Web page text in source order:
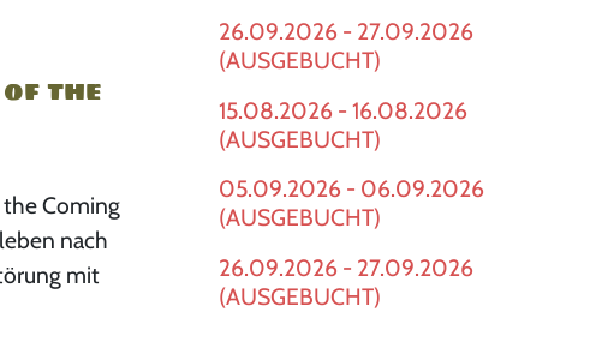
of the
the Coming
nach
mit
26.09.2026 - 27.09.2026
(AUSGEBUCHT)
15.08.2026 - 16.08.2026
(AUSGEBUCHT)
05.09.2026 - 06.09.2026
(AUSGEBUCHT)
26.09.2026 - 27.09.2026
(AUSGEBUCHT)